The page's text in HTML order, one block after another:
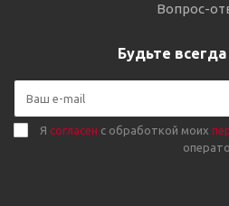
Вопрос-
Будьте всегда
Я согласен с обработкой моих